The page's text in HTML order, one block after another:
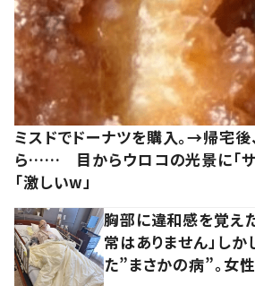
ミスドでドーナツを購入。→帰宅後
ら…… 目からウロコの光景に「サ
「激しいw」
胸部に違和感を覚え
常はありません」し
た”まさかの病”。女